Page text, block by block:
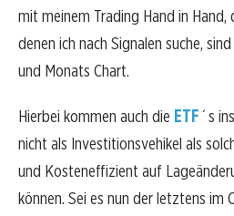
mit meinem Trading Hand in Hand,
denen ich nach Signalen suche,
und Monats Chart.
Hierbei kommen auch die ETF´s
nicht als Investitionsvehikel als
und Kosteneffizient auf
können. Sei es nun der letztens im